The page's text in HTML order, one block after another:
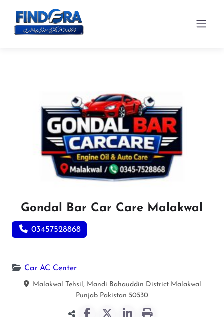
Gondal Bar Car Care Malakwal
03457528868
Car AC Center
Malakwal Tehsil, Mandi Bahauddin District Malakwal
Punjab Pakistan 50530